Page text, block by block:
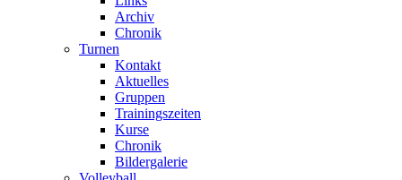
Archiv
Chronik
Turnen
Kontakt
Aktuelles
Gruppen
Trainingszeiten
Kurse
Chronik
Bildergalerie